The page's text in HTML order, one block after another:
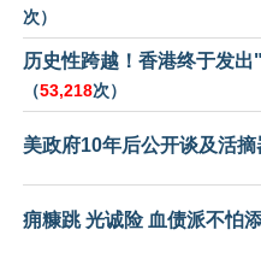
次）
历史性跨越！香港终于发
（53,218次）
美政府10年后公开谈及活摘
痈糠跳 光诚险 血债派不怕